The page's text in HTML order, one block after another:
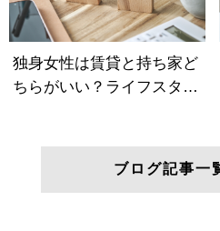
ブログ記事一